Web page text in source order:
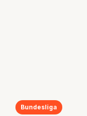
Bundesliga